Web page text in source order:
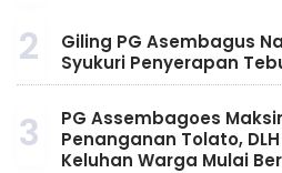
2
Giling PG Asembagus
Syukuri Penyerapan
3
PG Assembagoes
Penanganan Tolato,
Keluhan Warga Mulai